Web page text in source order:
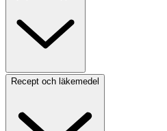
Recept och läkemedel